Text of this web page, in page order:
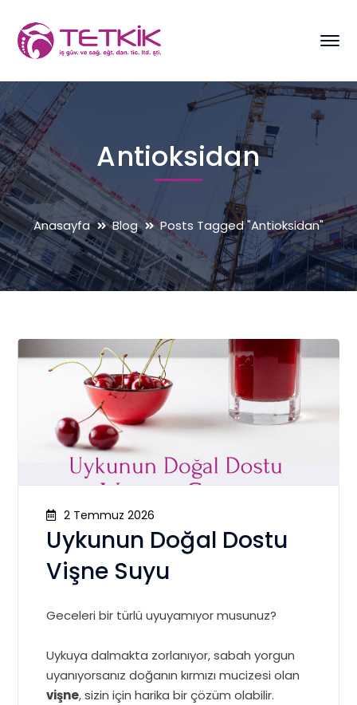
Antioksidan
Anasayfa Blog Posts Tagged "Antioksidan"
2 Temmuz 2026
Uykunun Doğal Dostu
Vişne Suyu
Geceleri bir türlü uyuyamıyor musunuz?
Uykuya dalmakta zorlanıyor, sabah yorgun
uyanıyorsanız doğanın kırmızı mucizesi olan
vişne, sizin için harika bir çözüm olabilir.